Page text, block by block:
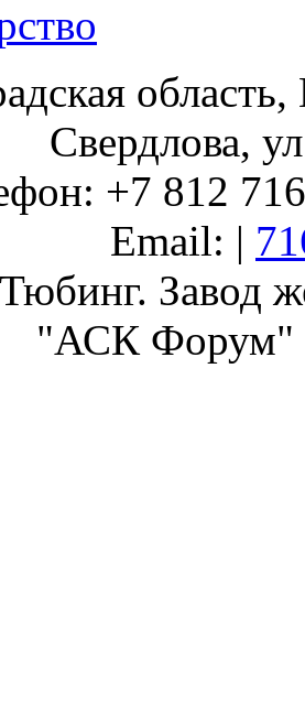
Свердлова,
+7 812
Email: |
Завод
"АСК Форум"